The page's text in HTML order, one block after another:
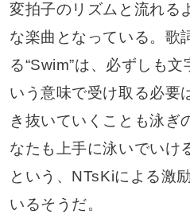
変拍子のリズムと流れる
な楽曲となっている。歌
る“Swim”は、必ずしも
いう意味で受け取る必要
き抜いていくことも泳ぎ
なたも上手に泳いでいけ
という、NTsKiによる激
いるそうだ。